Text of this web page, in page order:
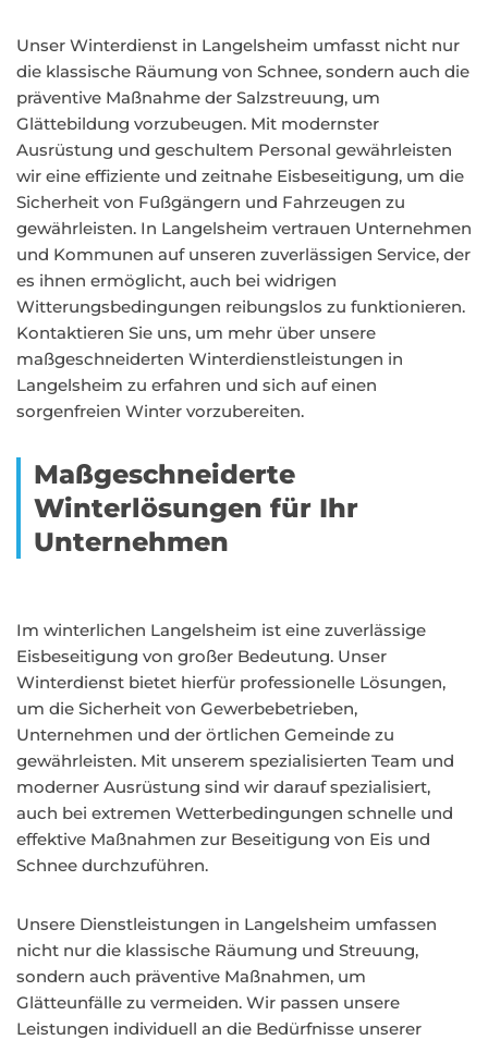
Unser Winterdienst in Langelsheim umfasst nicht nur
die klassische Räumung von Schnee, sondern auch die
präventive Maßnahme der Salzstreuung, um
Glättebildung vorzubeugen. Mit modernster
Ausrüstung und geschultem Personal gewährleisten
wir eine effiziente und zeitnahe Eisbeseitigung, um die
Sicherheit von Fußgängern und Fahrzeugen zu
gewährleisten. In Langelsheim vertrauen Unternehmen
und Kommunen auf unseren zuverlässigen Service, der
es ihnen ermöglicht, auch bei widrigen
Witterungsbedingungen reibungslos zu funktionieren.
Kontaktieren Sie uns, um mehr über unsere
maßgeschneiderten Winterdienstleistungen in
Langelsheim zu erfahren und sich auf einen
sorgenfreien Winter vorzubereiten.
Maßgeschneiderte
Winterlösungen für Ihr
Unternehmen
Im winterlichen Langelsheim ist eine zuverlässige
Eisbeseitigung von großer Bedeutung. Unser
Winterdienst bietet hierfür professionelle Lösungen,
um die Sicherheit von Gewerbebetrieben,
Unternehmen und der örtlichen Gemeinde zu
gewährleisten. Mit unserem spezialisierten Team und
moderner Ausrüstung sind wir darauf spezialisiert,
auch bei extremen Wetterbedingungen schnelle und
effektive Maßnahmen zur Beseitigung von Eis und
Schnee durchzuführen.
Unsere Dienstleistungen in Langelsheim umfassen
nicht nur die klassische Räumung und Streuung,
sondern auch präventive Maßnahmen, um
Glätteunfälle zu vermeiden. Wir passen unsere
Leistungen individuell an die Bedürfnisse unserer